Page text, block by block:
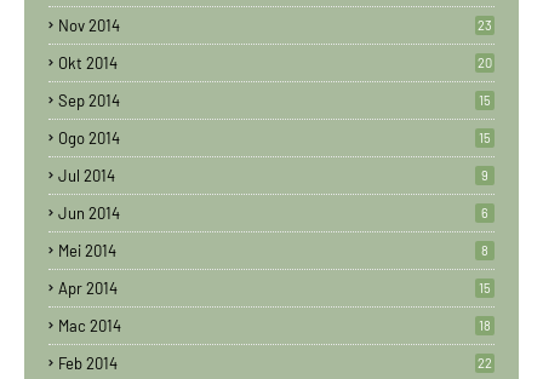
Nov 2014 23
Okt 2014 20
Sep 2014 15
Ogo 2014 15
Jul 2014 9
Jun 2014 6
Mei 2014 8
Apr 2014 15
Mac 2014 18
Feb 2014 22